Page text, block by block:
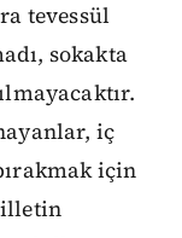
tevessül
sokakta
iç
için